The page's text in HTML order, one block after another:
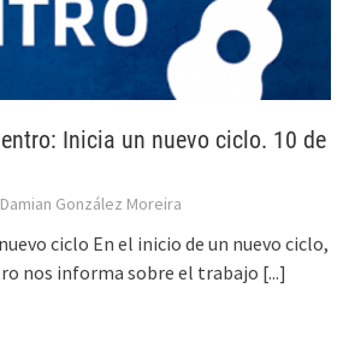
Inicia un nuevo ciclo. 10 de
Damian González Moreira
ciclo En el inicio de un nuevo ciclo,
nos informa sobre el trabajo [...]